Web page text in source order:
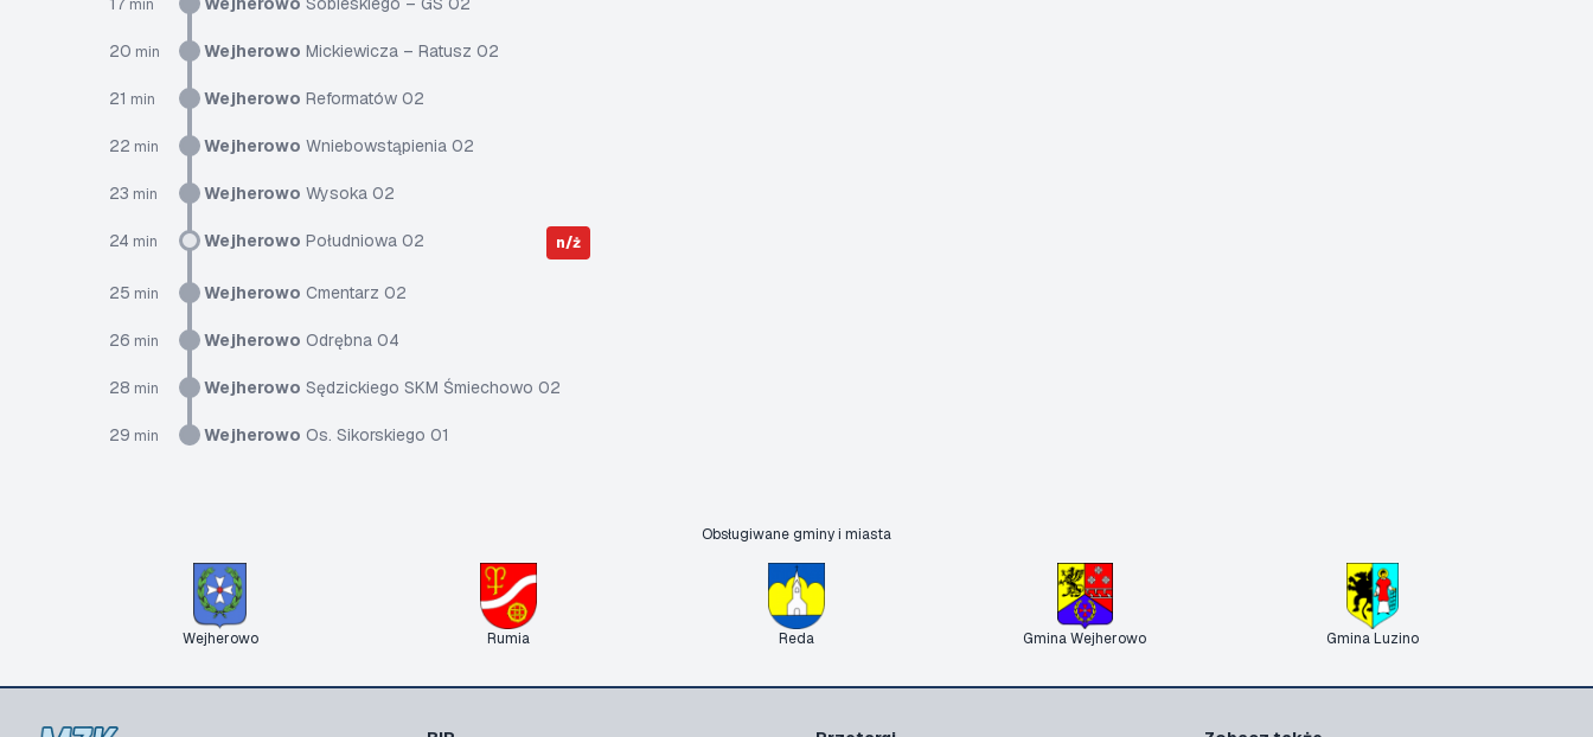
min
20 min Wejherowo Mickiewicza – Ratusz 02
21 min Wejherowo Reformatów 02
22 min Wejherowo Wniebowstąpienia 02
23 min Wejherowo Wysoka 02
24 min Wejherowo Południowa 02 n/ż
25 min Wejherowo Cmentarz 02
26 min Wejherowo Odrębna 04
28 min Wejherowo Sędzickiego SKM Śmiechowo 02
29 min Wejherowo Os. Sikorskiego 01
Obsługiwane gminy i miasta
Wejherowo Rumia Reda Gmina Wejherowo Gmina Luzino